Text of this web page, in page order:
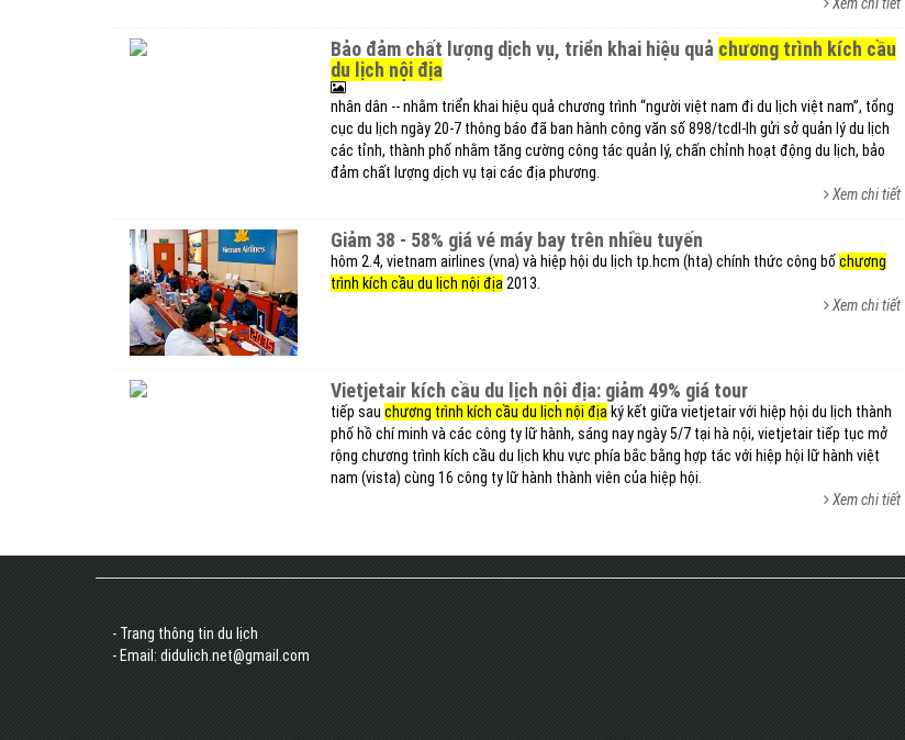
bảo đảm chất lượng dịch vụ, triển khai hiệu quả chương trình kích cầu
du lịch nội địa
nhân dân -- nhằm triển khai hiệu quả chương trình “người việt nam đi du lịch việt nam”, tổng
cục du lịch ngày 20-7 thông báo đã ban hành công văn số 898/tcdl-lh gửi sở quản lý du lịch
các tỉnh, thành phố nhằm tăng cường công tác quản lý, chấn chỉnh hoạt động du lịch, bảo
đảm chất lượng dịch vụ tại các địa phương.
Xem chi tiết
giảm 38 - 58% giá vé máy bay trên nhiều tuyến
hôm 2.4, vietnam airlines (vna) và hiệp hội du lịch tp.hcm (hta) chính thức công bố chương
trình kích cầu du lịch nội địa 2013.
Xem chi tiết
vietjetair kích cầu du lịch nội địa: giảm 49% giá tour
tiếp sau chương trình kích cầu du lịch nội địa ký kết giữa vietjetair với hiệp hội du lịch thành
phố hồ chí minh và các công ty lữ hành, sáng nay ngày 5/7 tại hà nội, vietjetair tiếp tục mở
rộng chương trình kích cầu du lịch khu vực phía bắc bằng hợp tác với hiệp hội lữ hành việt
nam (vista) cùng 16 công ty lữ hành thành viên của hiệp hội.
Xem chi tiết
- Trang thông tin du lịch
- Email: didulich.net@gmail.com